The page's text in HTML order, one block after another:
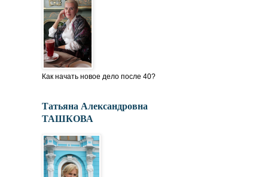
Как начать новое дело после 40?
Татьяна Александровна
ТАШКОВА